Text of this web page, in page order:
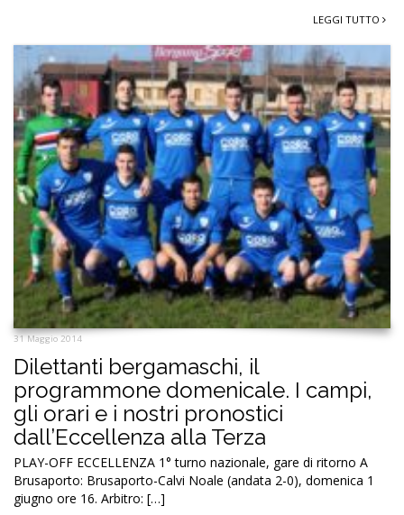
LEGGI TUTTO
31 Maggio 2014
Dilettanti bergamaschi, il
programmone domenicale. I campi,
gli orari e i nostri pronostici
dall’Eccellenza alla Terza
PLAY-OFF ECCELLENZA 1° turno nazionale, gare di ritorno A
Brusaporto: Brusaporto-Calvi Noale (andata 2-0), domenica 1
giugno ore 16. Arbitro: […]